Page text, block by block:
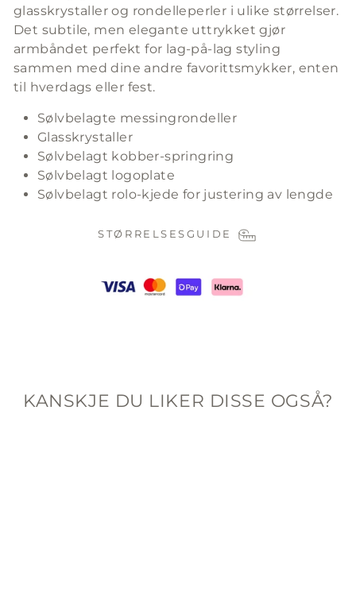
glasskrystaller og rondelleperler i ulike størrelser.
Det subtile, men elegante uttrykket gjør
armbåndet perfekt for lag-på-lag styling
sammen med dine andre favorittsmykker, enten
til hverdags eller fest.
Sølvbelagte messingrondeller
Glasskrystaller
Sølvbelagt kobber-springring
Sølvbelagt logoplate
Sølvbelagt rolo-kjede for justering av lengde
STØRRELSESGUIDE
KANSKJE DU LIKER DISSE OGSÅ?